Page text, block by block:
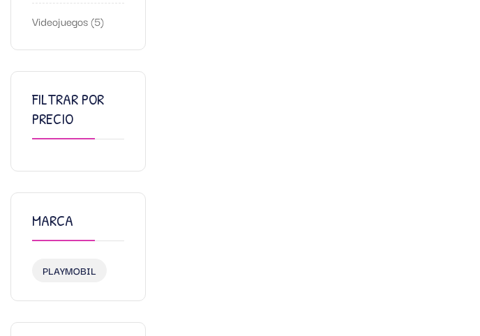
Videojuegos 5
FILTRAR POR
PRECIO
MARCA
PLAYMOBIL